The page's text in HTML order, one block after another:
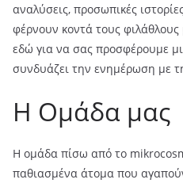
αναλύσεις, προσωπικές
φέρνουν κοντά τους
εδώ για να σας προσφέρουμε
συνδυάζει την ενημέρωση με
Η Ομάδα μας
Η ομάδα πίσω από το
παθιασμένα άτομα που